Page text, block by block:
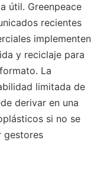
útil. Greenpeace
recientes
implementen
y reciclaje para
La
limitada de
derivar en una
si no se
gestores